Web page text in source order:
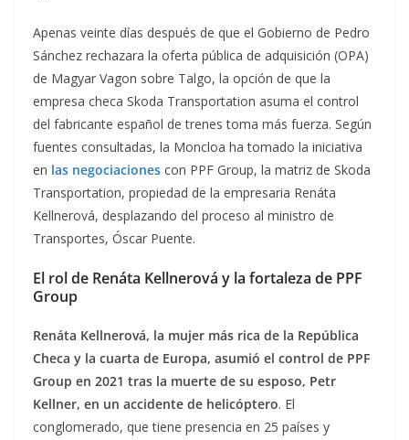
Apenas veinte días después de que el Gobierno de Pedro
Sánchez rechazara la oferta pública de adquisición (OPA)
de Magyar Vagon sobre Talgo, la opción de que la
empresa checa Skoda Transportation asuma el control
del fabricante español de trenes toma más fuerza. Según
fuentes consultadas, la Moncloa ha tomado la iniciativa
en las negociaciones con PPF Group, la matriz de Skoda
Transportation, propiedad de la empresaria Renáta
Kellnerová, desplazando del proceso al ministro de
Transportes, Óscar Puente.
El rol de Renáta Kellnerová y la fortaleza de PPF
Group
Renáta Kellnerová, la mujer más rica de la República
Checa y la cuarta de Europa, asumió el control de PPF
Group en 2021 tras la muerte de su esposo, Petr
Kellner, en un accidente de helicóptero. El
conglomerado, que tiene presencia en 25 países y